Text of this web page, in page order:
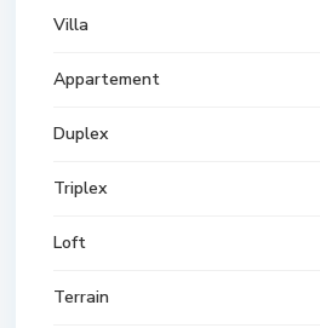
Villa
Appartement
Duplex
Triplex
Loft
Terrain